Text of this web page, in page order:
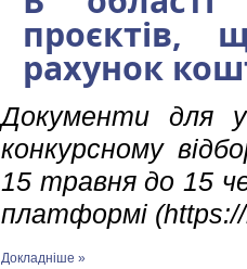
проєктів,
рахунок
Документи для
конкурсному
15 травня до 15
платформі
Докладніше »